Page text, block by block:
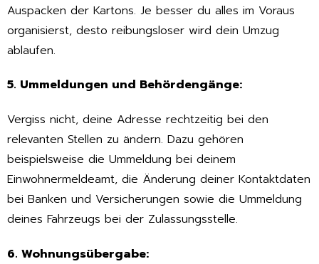
Auspacken der Kartons. Je besser du alles im Voraus
organisierst, desto reibungsloser wird dein Umzug
ablaufen.
5. Ummeldungen und Behördengänge:
Vergiss nicht, deine Adresse rechtzeitig bei den
relevanten Stellen zu ändern. Dazu gehören
beispielsweise die Ummeldung bei deinem
Einwohnermeldeamt, die Änderung deiner Kontaktdaten
bei Banken und Versicherungen sowie die Ummeldung
deines Fahrzeugs bei der Zulassungsstelle.
6. Wohnungsübergabe: